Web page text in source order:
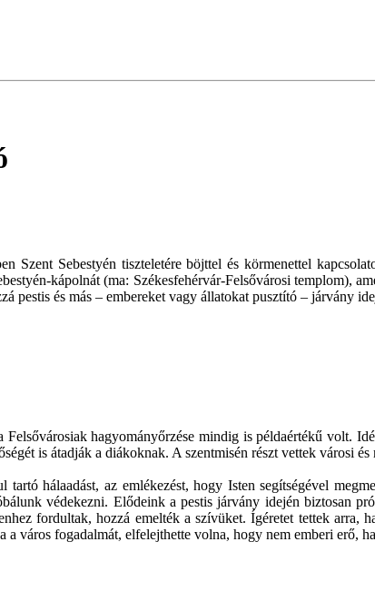
Szent Sebestyén tiszteletére böjttel és körmenettel
kápolnát (ma: Székesfehérvár-Felsővárosi templom),
pestis és más – embereket vagy állatokat pusztító – járvány
hagyományőrzése mindig is példaértékű volt.
is átadják a diákoknak. A szentmisén részt vettek városi
hálaadást, az emlékezést, hogy Isten segítségével
védekezni. Elődeink a pestis járvány idején biztosan
fordultak, hozzá emelték a szívüket. Ígéretet tettek arra,
város fogadalmát, elfelejthette volna, hogy nem emberi erő,